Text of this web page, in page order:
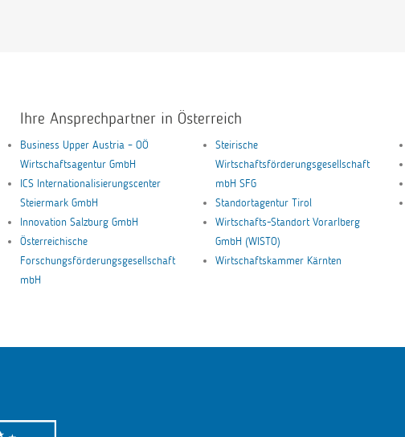
Ihre Ansprechpartner in Österreich
Business Upper Austria – OÖ
Wirtschaftsagentur GmbH
ICS Internationalisierungscenter
Steiermark GmbH
Innovation Salzburg GmbH
Österreichische
Forschungsförderungsgesellschaft
mbH
Steirische
Wirtschaftsförderungsgesellschaft
mbH SFG
Standortagentur Tirol
Wirtschafts-Standort Vorarlberg
GmbH (WISTO)
Wirtschaftskammer Kärnten